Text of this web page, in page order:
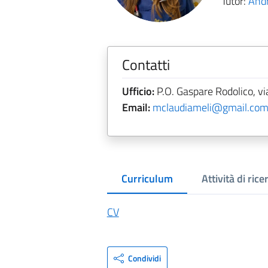
Contatti
Ufficio:P.O. Gaspare Rodolico,
Email:mclaudiameli@gmail.com
Curriculum Attività di
CV
Condividi